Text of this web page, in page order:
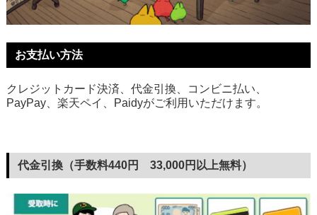
お支払い方法
クレジットカード決済、代金引換、コンビニ払い、
PayPay、楽天ペイ、Paidyがご利用いただけます。
代金引換（手数料440円 33,000円以上無料）